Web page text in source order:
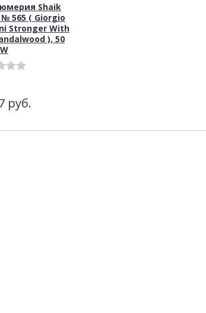
Shaik
№ 565 ( Giorgio
Stronger With
), 50
руб.